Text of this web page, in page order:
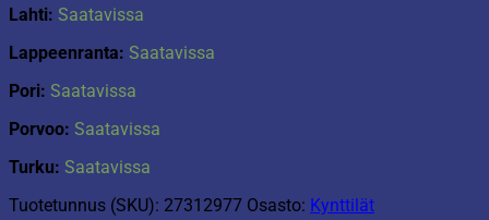
Lahti: Saatavissa
Lappeenranta: Saatavissa
Pori: Saatavissa
Porvoo: Saatavissa
Turku: Saatavissa
Tuotetunnus (SKU): 27312977 Osasto: Kynttilät